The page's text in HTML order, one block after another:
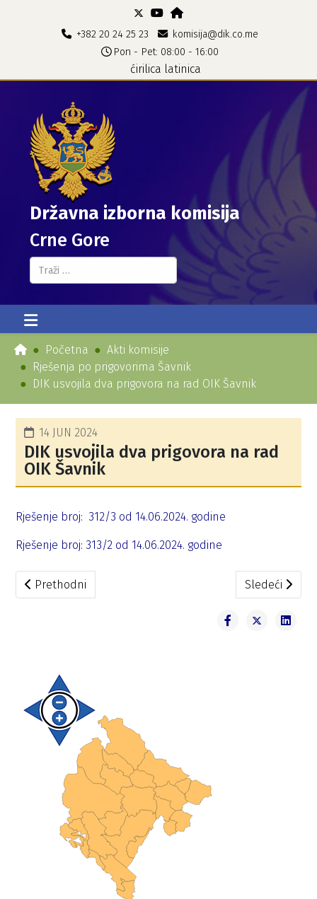
+382 20 24 25 23
komisija@dik.co.me
Pon - Pet: 08:00 - 16:00
ćirilica latinica
Državna izborna komisija
Crne Gore
Pretraga...
Početna
Akti komisije
Rješenja po prigovorima Šavnik
DIK usvojila dva prigovora na rad OIK Šavnik
14 JUN 2024
DIK usvojila dva prigovora na rad
OIK Šavnik
Rješenje broj: 312/3 od 14.06.2024. godine
Rješenje broj: 313/2 od 14.06.2024. godine
Prethodni članak: DIK usvojila dva prigovora na rad OIK
Prethodni Sledeći
Sledeći